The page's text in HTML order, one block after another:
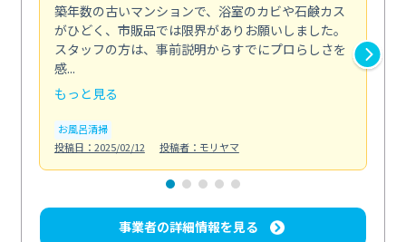
築年数の古いマンションで、浴室のカビや石鹸カス
がひどく、市販品では限界がありお願いしました。
スタッフの方は、事前説明からすでにプロらしさを
感...
もっと見る
お風呂清掃
投稿日：2025/02/12
投稿者：モリヤマ
事業者の詳細情報を見る